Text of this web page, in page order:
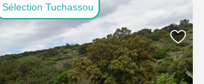
Sélection Tuchassou